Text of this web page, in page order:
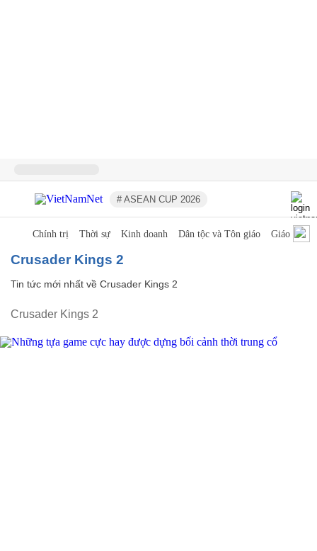
# ASEAN CUP 2026
Chính trị Thời sự Kinh doanh Dân tộc và Tôn giáo Giáo dục
Crusader Kings 2
Tin tức mới nhất về Crusader Kings 2
Crusader Kings 2